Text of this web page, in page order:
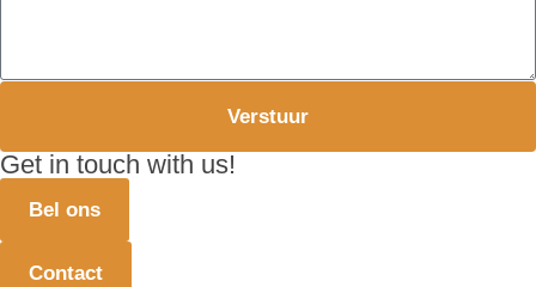
Verstuur
Get in touch with us!
Bel ons
Contact